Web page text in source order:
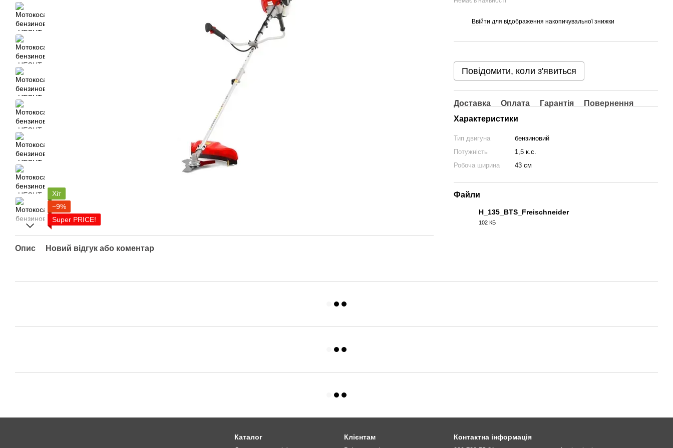
Хіт
−9%
Super PRICE!
Опис Новий відгук або коментар
Ввійти для відображення накопичувальної знижки
Повідомити, коли з'явиться
Доставка Оплата Гарантія
Повернення
Характеристики
Тип двигуна
бензиновий
Потужність
1,5 к.с.
Робоча ширина
43 см
Файли
H_135_BTS_Freischneider
102 КБ
Каталог Клієнтам Контактна інформація